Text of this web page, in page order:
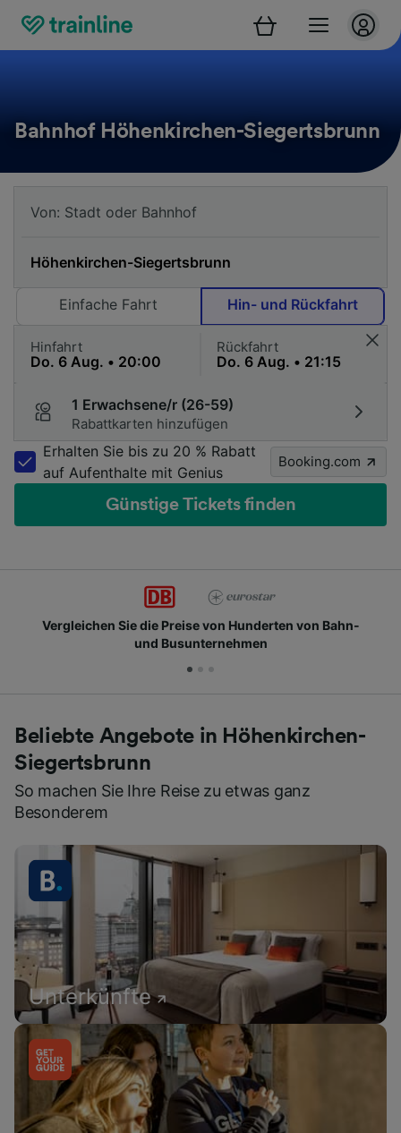
Bahnhof Höhenkirchen-Siegertsbrunn
Einfache Fahrt Hin- und Rückfahrt
Hinfahrt Rückfahrt
1 Erwachsene/r (26-59)
Rabattkarten hinzufügen
Erhalten Sie bis zu 20 % Rabatt
auf Aufenthalte mit Genius
Booking.com
Günstige Tickets finden
Vergleichen Sie die Preise von Hunderten von Bahn-
und Busunternehmen
Beliebte Angebote in Höhenkirchen-
Siegertsbrunn
So machen Sie Ihre Reise zu etwas ganz
Besonderem
Unterkünfte